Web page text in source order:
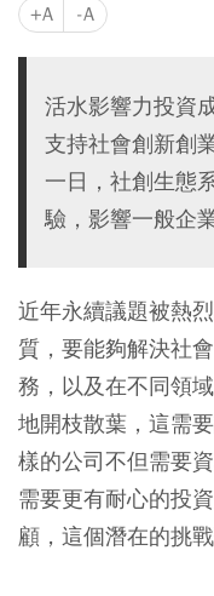
+A -A
活水影響力投資
支持社會創新創
一日，社創生態
驗，影響一般企
近年永續議題被熱
質，要能夠解決社
務，以及在不同領
地開枝散葉，這需
樣的公司不但需要
需要更有耐心的投
顧，這個潛在的挑